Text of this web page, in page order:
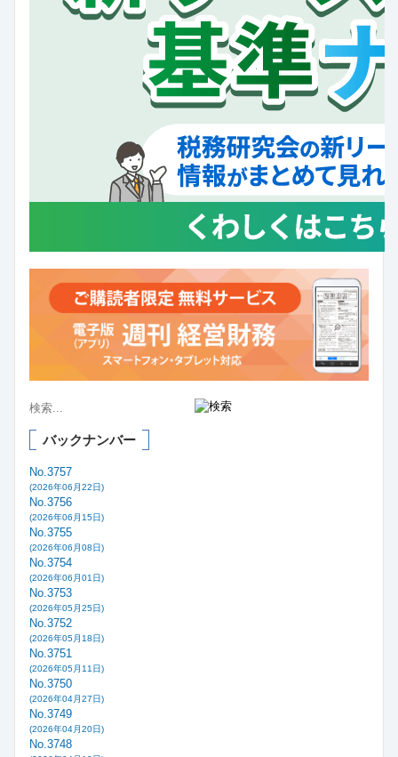
バックナンバー
No.3757
(2026年06月22日)
No.3756
(2026年06月15日)
No.3755
(2026年06月08日)
No.3754
(2026年06月01日)
No.3753
(2026年05月25日)
No.3752
(2026年05月18日)
No.3751
(2026年05月11日)
No.3750
(2026年04月27日)
No.3749
(2026年04月20日)
No.3748